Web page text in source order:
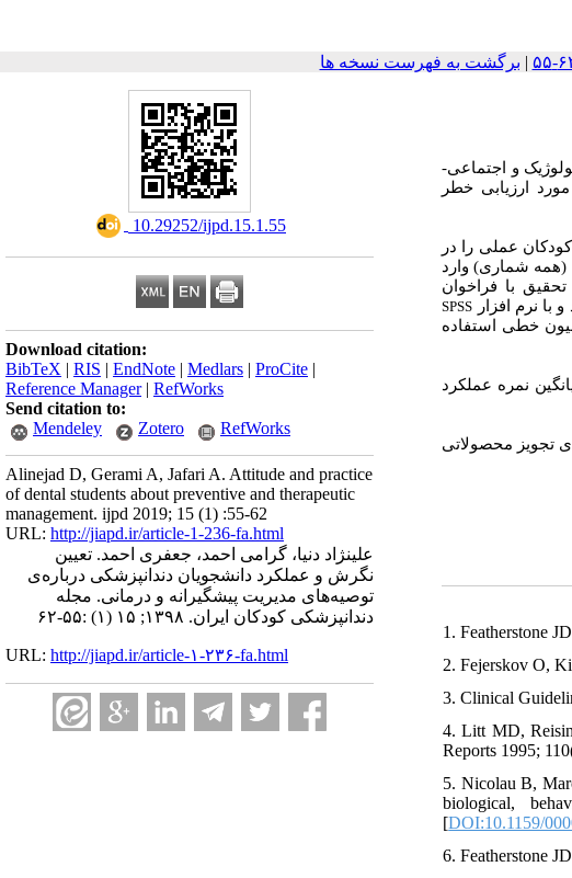
| برگشت به فهرست نسخه ها
‎ 10.29252/ijpd.15.1.55
Download citation:
BibTeX | RIS | EndNote | Medlars | ProCite |
Reference Manager| RefWorks
Send citation to:
Mendeley
Zotero RefWorks
Alinejad D, Gerami A, Jafari A. Attitude and practice
of dental students about preventive and therapeutic
management. ijpd 2019; 15 (1) :55-62
URL: http://jiapd.ir/article-1-236-fa.html
علینژاد دنیا، گرامی احمد، جعفری احمد. تعیین
نگرش و عملکرد دانشجویان دندانپزشکی درباره‌ی
توصیه‌های مدیریت پیشگیرانه و درمانی. مجله
دندانپزشکی کودکان ایران. ۱۳۹۸; ۱۵ (۱) :۵۵-۶۲
URL: http://jiapd.ir/article-۱-۲۳۶-fa.html
و اجتماعی-
ارزیابی خطر
عملی را در
(همه شماری) وارد
با فراخوان
با نرم افزار SPSS
خطی استفاده
دختر و 27 نفر (5/46%) پسر بوده است. میانگین نمره عملکرد
تجویز محصولاتی
1. Featherstone
2. Fejerskov O,
3. Clinical
4. Litt MD,
Reports 1995;
5. Nicolau B,
biological,
[DOI:10.1159/
6. Featherstone